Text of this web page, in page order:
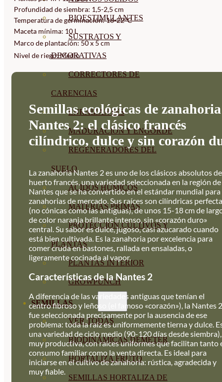
BIOESTIMULANTES
SUSTRATOS Y
DECORATIVAS
CORRECTORES DE
CARENCIAS
ENRAIZANTES
MADURACIÓN Y ENGORDE
REGENERADORES DEL
SUELO
ÁCIDOS HÚMICOS
MATERIAS PRIMAS
PROTECCIÓN CULTIVOS Y
PLANTAS
PLANTAS INTERIOR
GROWPUNCH
SEMILLAS
VER TODAS
BIODINÁMICAS DEMETER
HORTALIZA FRUTO
SEMILLAS HORTALIZA DE
Profundidad de siembra: 1,5-2,5 cm
Temperatura de germinación: 16-22°C
Maceta mínima: 10 L
Marco de plantación: 50 x 5 cm
Nivel de riego: Medio
Semillas ecológicas de zanahoria
Nantes 2: el clásico francés
cilíndrico, dulce y sin corazón
La zanahoria Nantes 2 es uno de los clásicos absolutos
huerto francés, una variedad seleccionada en la región de
Nantes que se ha convertido en el estándar mundial para
zanahorias de mercado. Sus raíces son cilíndricas
(no cónicas como las antiguas), de unos 15-18 cm de
de color naranja brillante intenso, sin «corazón duro»
central. Su sabor es dulce, jugoso, casi azucarado cuando
está bien cultivada. Es la zanahoria por excelencia para
comer cruda en bastones, rallada en ensaladas, o
ligeramente cocinada al vapor.
Características de la Nantes 2
A diferencia de las variedades antiguas que tenían el
centro fibroso y leñoso (el famoso «corazón»), la Nantes 2
fue seleccionada precisamente por la ausencia de ese
problema: toda la raíz es uniformemente tierna y dulce.
una variedad de ciclo medio (90-120 días desde siembra),
muy productiva, con raíces uniformes que facilitan tanto
consumo familiar como la venta directa. Es ideal para
iniciarse en el cultivo de zanahoria: rústica, agradecida y
muy fiable.